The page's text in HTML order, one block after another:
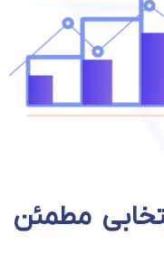
مطمئن